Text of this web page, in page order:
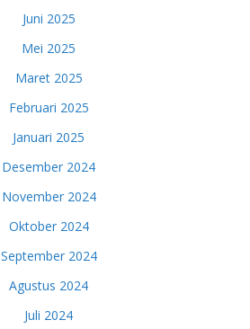
Juni 2025
Mei 2025
Maret 2025
Februari 2025
Januari 2025
Desember 2024
November 2024
Oktober 2024
September 2024
Agustus 2024
Juli 2024